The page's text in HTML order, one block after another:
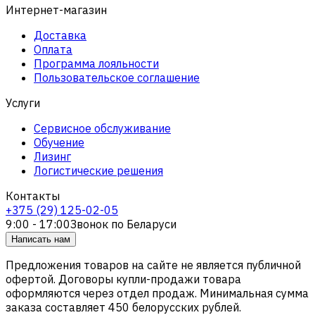
Интернет-магазин
Доставка
Оплата
Программа лояльности
Пользовательское соглашение
Услуги
Сервисное обслуживание
Обучение
Лизинг
Логистические решения
Контакты
+375 (29) 125-02-05
9:00 - 17:00Звонок по Беларуси
Написать нам
Предложения товаров на сайте не является публичной
офертой. Договоры купли-продажи товара
оформляются через отдел продаж. Минимальная сумма
заказа составляет 450 белорусских рублей.